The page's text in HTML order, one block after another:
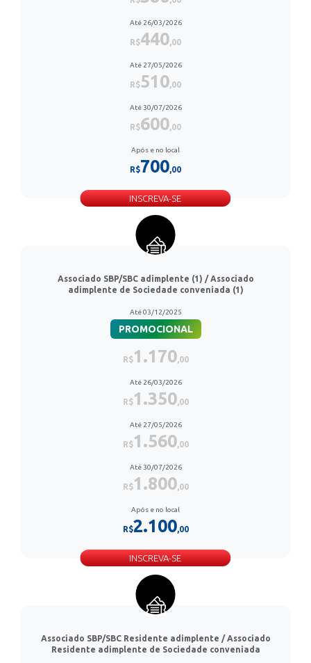
Até 26/03/2026
R$440,00
Até 27/05/2026
R$510,00
Até 30/07/2026
R$600,00
Após e no local
R$700,00
INSCREVA-SE
Associado SBP/SBC adimplente (1) / Associado
adimplente de Sociedade conveniada (1)
Até 03/12/2025
PROMOCIONAL
R$1.170,00
Até 26/03/2026
R$1.350,00
Até 27/05/2026
R$1.560,00
Até 30/07/2026
R$1.800,00
Após e no local
R$2.100,00
INSCREVA-SE
Associado SBP/SBC Residente adimplente / Associado
Residente adimplente de Sociedade conveniada